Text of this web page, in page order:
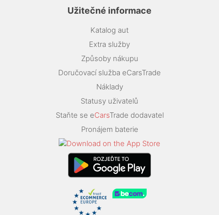
Užitečné informace
Katalog aut
Extra služby
Způsoby nákupu
Doručovací služba eCarsTrade
Náklady
Statusy uživatelů
Staňte se eCarsTrade dodavatel
Pronájem baterie